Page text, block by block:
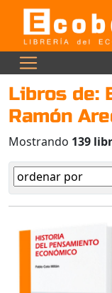
Libros de:
Ramón
Mostrando 139